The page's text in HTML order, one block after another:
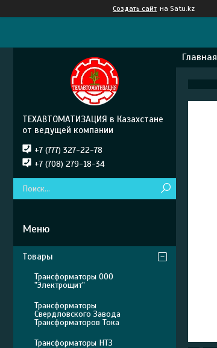
Создать сайт на Satu.kz
Главная
ТЕХАВТОМАТИЗАЦИЯ в Казахстане
от ведущей компании
+7 (777) 327-22-78
+7 (708) 279-18-34
Товары
Трансформаторы ООО
"Электрощит"
Трансформаторы
Свердловского Завода
Трансформаторов Тока
Трансформаторы НТЗ